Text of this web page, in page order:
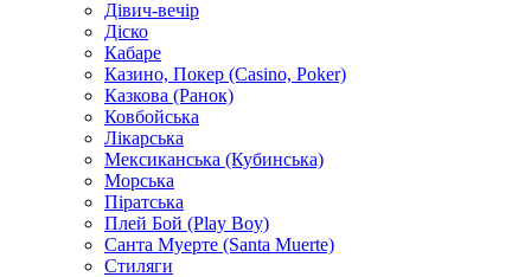
Дівич-вечір
Діско
Кабаре
Казино, Покер (Casino, Poker)
Казкова (Ранок)
Ковбойська
Лікарська
Мексиканська (Кубинська)
Морська
Піратська
Плей Бой (Play Boy)
Санта Муерте (Santa Muerte)
Стиляги